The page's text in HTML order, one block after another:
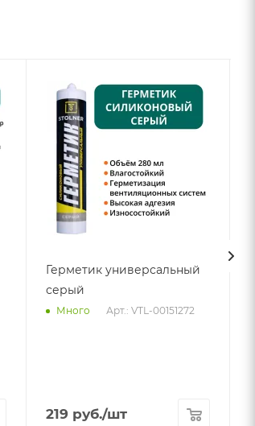
Герметик универсальный
серый
Много Арт.: VTL-00151272
219 руб./шт